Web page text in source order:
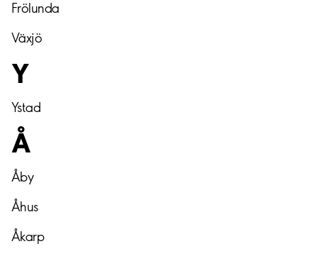
Frölunda
Växjö
Y
Ystad
Å
Åby
Åhus
Åkarp